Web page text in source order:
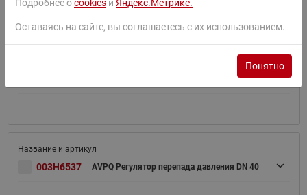
AVPQ Регулятор перепада давления DN 32
003H6537 AVPQ Регулятор перепада давления DN 40
Подробнее оcookies и Яндекс.Метрике.
Оставаясь на сайте, вы соглашаетесь с их использованием.
Понятно